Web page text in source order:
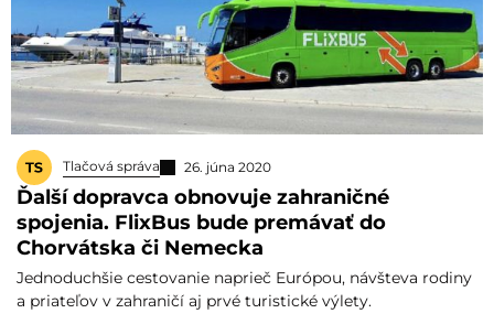
Tlačová správa 26. júna 2020
Ďalší dopravca obnovuje zahraničné
spojenia. FlixBus bude premávať do
Chorvátska či Nemecka
Jednoduchšie cestovanie naprieč Európou, návšteva rodiny
a priateľov v zahraničí aj prvé turistické výlety.